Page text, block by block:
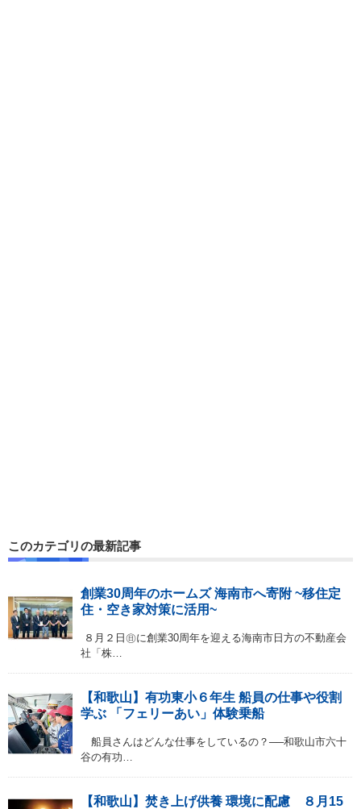
このカテゴリの最新記事
創業30周年のホームズ 海南市へ寄附 ~移住定
住・空き家対策に活用~
８月２日㊐に創業30周年を迎える海南市日方の不動産会
社「株…
【和歌山】有功東小６年生 船員の仕事や役割
学ぶ 「フェリーあい」体験乗船
船員さんはどんな仕事をしているの？──和歌山市六十
谷の有功…
【和歌山】焚き上げ供養 環境に配慮 ８月15